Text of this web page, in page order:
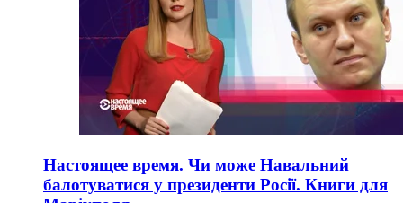
Настоящее время. Чи може Навальний
балотуватися у президенти Росії. Книги для